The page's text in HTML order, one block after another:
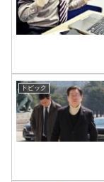
トピック